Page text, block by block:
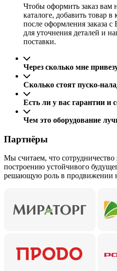
Чтобы оформить заказ вам
каталоге, добавить товар в
после оформления заказа
для уточнения деталей и
поставки.
Через сколько мне
Сколько стоят пуско-
Есть ли у вас гарантии и
Чем это оборудование
Партнёры
Мы считаем, что сотрудничество
построению устойчивого
решающую роль в продвижении